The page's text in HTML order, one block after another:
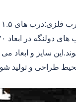
سایز و ابعاد
طراحی و تولید